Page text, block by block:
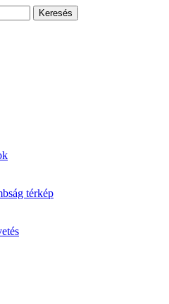
térkép